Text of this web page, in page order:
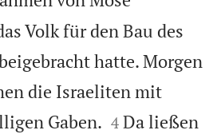
Volk für den Bau des
hatte. Morgen
die Israeliten mit
Gaben. 

4 Da ließen